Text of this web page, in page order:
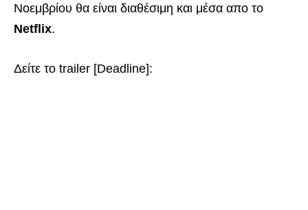
Νοεμβρίου θα είναι διαθέσιμη και μέσα απο το
Netflix.
Δείτε το trailer [Deadline]: